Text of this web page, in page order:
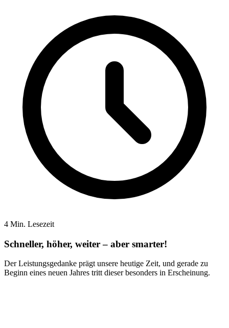
4 Min. Lesezeit
Schneller, höher, weiter – aber smarter!
Der Leistungsgedanke prägt unsere heutige Zeit, und gerade zu
Beginn eines neuen Jahres tritt dieser besonders in Erscheinung.